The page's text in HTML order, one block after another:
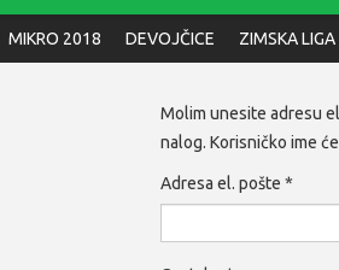
MIKRO 2018 DEVOJČICE ZIMSKA LIGA
Molim unesite adresu
nalog. Korisničko ime
Adresa el. pošte *